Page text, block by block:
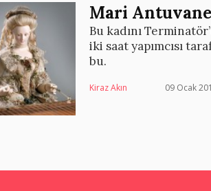
Mari
Bu kadını
iki saat yapımcısı
bu.
Kiraz Akın 09 Ocak